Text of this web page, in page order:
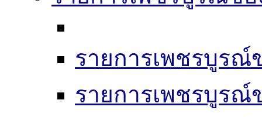
รายการเพชรบูรณ์
รายการเพชรบูรณ์